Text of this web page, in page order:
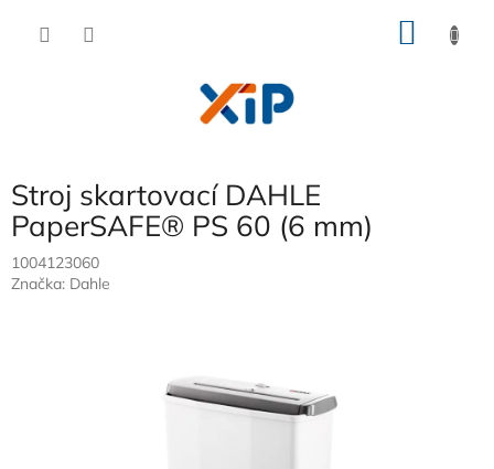
Stroj skartovací DAHLE
PaperSAFE® PS 60 (6 mm)
1004123060
Značka: Dahle